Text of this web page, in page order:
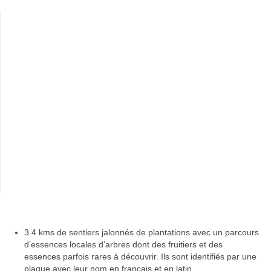
3.4 kms de sentiers jalonnés de plantations avec un parcours
d’essences locales d’arbres dont des fruitiers et des
essences parfois rares à découvrir. Ils sont identifiés par une
plaque avec leur nom en français et en latin.